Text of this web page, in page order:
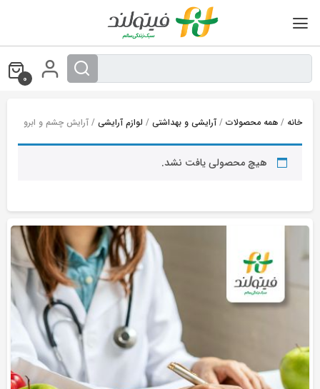
0
خانه / همه محصولات / آرایشی و بهداشتی / لوازم آرایشی / آرایش چشم و ابرو
هیچ محصولی یافت نشد.